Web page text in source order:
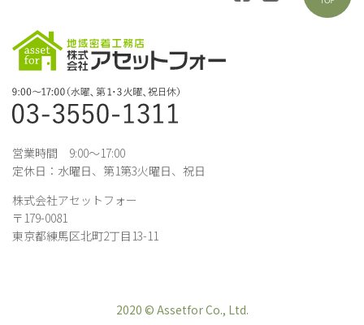
営業時間 9:00～17:00
定休日：水曜日、第1第3火曜日、祝日
株式会社アセットフォー
〒179-0081
東京都練馬区北町2丁目13-11
2020 © Assetfor Co., Ltd.